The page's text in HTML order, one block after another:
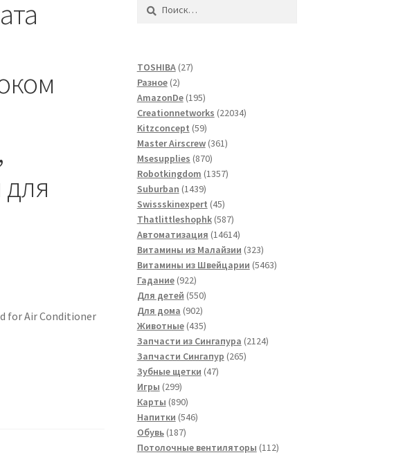
for Air Conditioner
Найти:
TOSHIBA 2727
Разное 22
товара
AmazonDe 195195
товаров
Creationnetworks 2203422034
Kitzconcept 5959
товаров
Master Airscrew 361361
Msesupplies 870870
товаров
Robotkingdom 13571357
Suburban 14391439
товаров
Swissskinexpert 4545
товаров
Thatlittleshophk 587587
товаров
Автоматизация 1461414614
товаров
Витамины из Малайзии 323323
товара
Витамины из Швейцарии 54635463
Гадание 922922
товара
Для детей 550550
Для дома 902902
товара
Животные 435435
товаров
Запчасти из Сингапура 21242124
Запчасти Сингапур 265265
Зубные щетки 4747
Игры 299299
товаров
Карты 890890
товаров
Напитки 546546
Обувь 187187
товаров
Потолочные вентиляторы 112112